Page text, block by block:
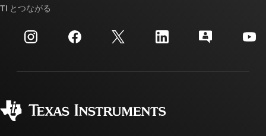
投資家向け情報
製造
クロスリファレンス検索
カスタマー・サポート・センター
myTI アカウントの FAQ
ご注文に関する FAQ
TI とつながる